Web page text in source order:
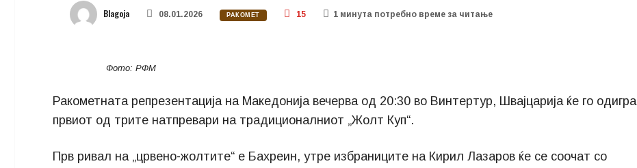
Blagoja 08.01.2026 РАКОМЕТ 15 1 минутa потребно време за читање
Фото: РФМ
Ракометната репрезентација на Македонија вечерва од 20:30 во Винтертур, Швајцарија ќе го одигра
првиот од трите натпревари на традиционалниот „Жолт Куп“.
Прв ривал на „црвено-жолтите“ е Бахреин, утре избраниците на Кирил Лазаров ќе се соочат со